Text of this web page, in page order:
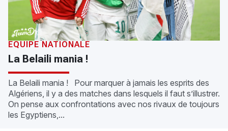
ÉQUIPE NATIONALE
La Belaili mania !
La Belaili mania ! Pour marquer à jamais les esprits des
Algériens, il y a des matches dans lesquels il faut s’illustrer.
On pense aux confrontations avec nos rivaux de toujours
les Egyptiens,...